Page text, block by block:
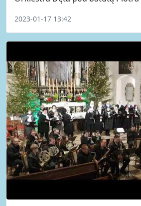
2023-01-17 13:42